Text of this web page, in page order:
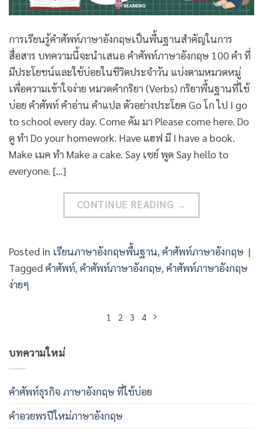
การเรียนรู้คำศัพท์ภาษาอังกฤษเป็นพื้นฐานสำคัญในการ
สื่อสาร บทความนี้จะนำเสนอ คําศัพท์ภาษาอังกฤษ 100 คํา ที่
มีประโยชน์และใช้บ่อยในชีวิตประจำวัน แบ่งตามหมวดหมู่
เพื่อความเข้าใจง่าย หมวดคำกริยา (Verbs) กริยาพื้นฐานที่ใช้
บ่อย คำศัพท์ คำอ่าน คำแปล ตัวอย่างประโยค Go โก ไป I go
to school every day. Come คัม มา Please come here. Do
ดู ทำ Do your homework. Have แฮฟ มี I have a book.
Make เมค ทำ Make a cake. Say เซย์ พูด Say hello to
everyone. […]
CONTINUE READING →
Posted in เรียนภาษาอังกฤษพื้นฐาน, คำศัพท์ภาษาอังกฤษ |
Tagged คำศัพท์, คำศัพท์ภาษาอังกฤษ, คำศัพท์ภาษาอังกฤษ
ง่ายๆ
1 2 3 4
บทความใหม่
คําศัพท์ธุรกิจ ภาษาอังกฤษ ที่ใช้บ่อย
คําอวยพรปีใหม่ภาษาอังกฤษ